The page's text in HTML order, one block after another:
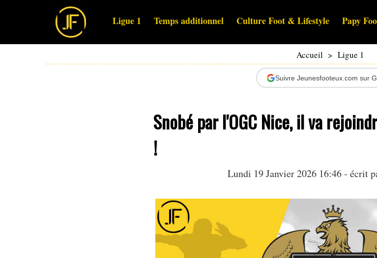
Ligue 1 Temps additionnel Culture Foot & Lifestyle Papy
Accueil > Ligue 1
Suivre Jeunesfooteux.com sur
Snobé par l'OGC Nice, il va
!
Lundi 19 Janvier 2026 16:46 - écrit